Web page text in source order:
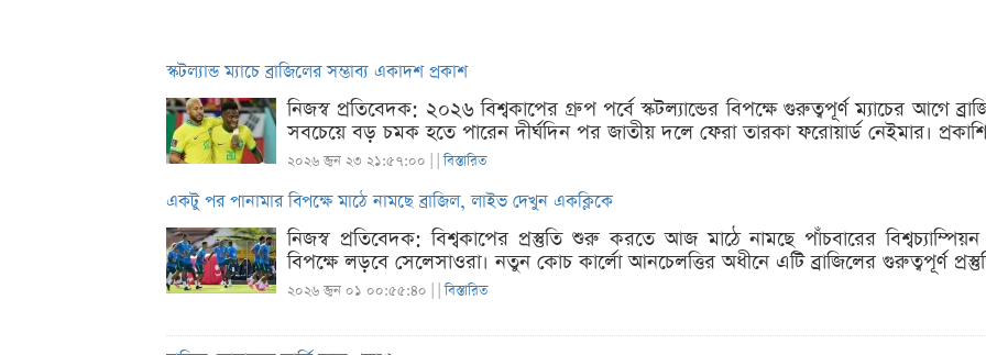
স্কটল্যান্ড ম্যাচে ব্রাজিলের সম্ভাব্য একাদশ প্রকাশ
নিজস্ব প্রতিবেদক: ২০২৬ বিশ্বকাপের গ্রুপ পর্বে স্কটল্যান্ডের বিপক্ষে গুরুত্বপূর্ণ ম্যাচের আগে
সবচেয়ে বড় চমক হতে পারেন দীর্ঘদিন পর জাতীয় দলে ফেরা তারকা ফরোয়ার্ড নেইমার।
২০২৬ জুন ২৩ ২১:৫৭:০০ | |বিস্তারিত
একটু পর পানামার বিপক্ষে মাঠে নামছে ব্রাজিল, লাইভ দেখুন একক্লিকে
নিজস্ব প্রতিবেদক: বিশ্বকাপের প্রস্তুতি শুরু করতে আজ মাঠে নামছে পাঁচবারের বিশ্বচ্যাম্পিয়ন
বিপক্ষে লড়বে সেলেসাওরা। নতুন কোচ কার্লো আনচেলত্তির অধীনে এটি ব্রাজিলের গুরুত্বপূর্ণ
২০২৬ জুন ০১ ০০:৫৫:৪০ | |বিস্তারিত